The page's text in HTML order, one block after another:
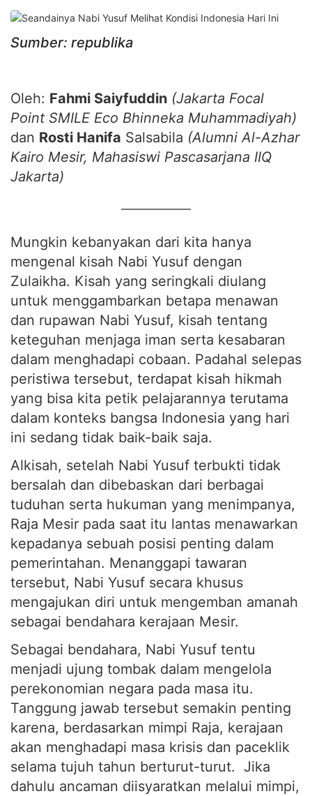
Sumber: republika
Oleh: Fahmi Saiyfuddin (Jakarta Focal
Point SMILE Eco Bhinneka Muhammadiyah)
dan Rosti Hanifa Salsabila (Alumni Al-Azhar
Kairo Mesir, Mahasiswi Pascasarjana IIQ
Jakarta)
Mungkin kebanyakan dari kita hanya
mengenal kisah Nabi Yusuf dengan
Zulaikha. Kisah yang seringkali diulang
untuk menggambarkan betapa menawan
dan rupawan Nabi Yusuf, kisah tentang
keteguhan menjaga iman serta kesabaran
dalam menghadapi cobaan. Padahal selepas
peristiwa tersebut, terdapat kisah hikmah
yang bisa kita petik pelajarannya terutama
dalam konteks bangsa Indonesia yang hari
ini sedang tidak baik-baik saja.
Alkisah, setelah Nabi Yusuf terbukti tidak
bersalah dan dibebaskan dari berbagai
tuduhan serta hukuman yang menimpanya,
Raja Mesir pada saat itu lantas menawarkan
kepadanya sebuah posisi penting dalam
pemerintahan. Menanggapi tawaran
tersebut, Nabi Yusuf secara khusus
mengajukan diri untuk mengemban amanah
sebagai bendahara kerajaan Mesir.
Sebagai bendahara, Nabi Yusuf tentu
menjadi ujung tombak dalam mengelola
perekonomian negara pada masa itu.
Tanggung jawab tersebut semakin penting
karena, berdasarkan mimpi Raja, kerajaan
akan menghadapi masa krisis dan paceklik
selama tujuh tahun berturut-turut. Jika
dahulu ancaman diisyaratkan melalui mimpi,